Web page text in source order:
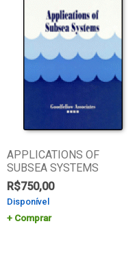
APPLICATIONS OF
SUBSEA SYSTEMS
R$750,00
Disponível
Comprar